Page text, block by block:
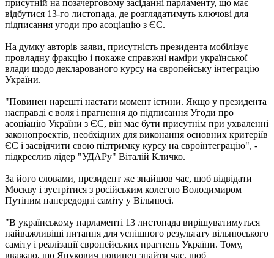
присутній на позачерговому засіданні парламенту, що має
відбутися 13-го листопада, де розглядатимуть ключові для
підписання угоди про асоціацію з ЄС.
На думку авторів заяви, присутність президента мобілізує
провладну фракцію і покаже справжні наміри української
влади щодо декларованого курсу на європейську інтеграцію
України.
"Повинен нарешті настати момент істини. Якщо у президента
насправді є воля і прагнення до підписання Угоди про
асоціацію України з ЄС, він має бути присутнім при ухваленні
законопроектів, необхідних для виконання основних критеріїв
ЄС і засвідчити свою підтримку курсу на євроінтеграцію", -
підкреслив лідер "УДАРу" Віталій Кличко.
За його словами, президент же знайшов час, щоб відвідати
Москву і зустрітися з російським колегою Володимиром
Путіним напередодні саміту у Вільнюсі.
"В українському парламенті 13 листопада вирішуватимуться
найважливіші питання для успішного результату вільнюського
саміту і реалізації європейських прагнень України. Тому,
вважаю, що Янукович повинен знайти час, щоб